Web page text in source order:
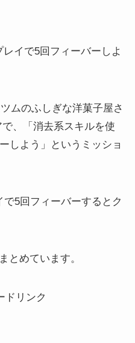
ムのふしぎな洋菓子屋さ
、「消去系スキルを使
しよう」というミッショ
5回フィーバーするとク
とめています。
ドリンク